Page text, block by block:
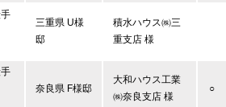
三重県 U様
邸
積水ハウス㈱三
重支店 様
奈良県 F様邸
大和ハウス工業
㈱奈良支店 様
○